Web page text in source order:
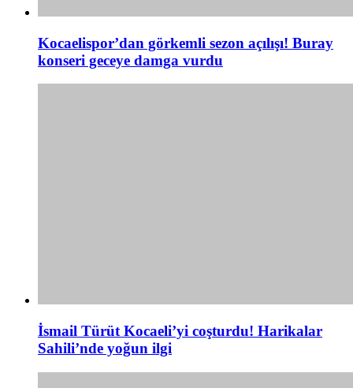
Kocaelispor’dan görkemli sezon açılışı! Buray
konseri geceye damga vurdu
İsmail Türüt Kocaeli’yi coşturdu! Harikalar
Sahili’nde yoğun ilgi